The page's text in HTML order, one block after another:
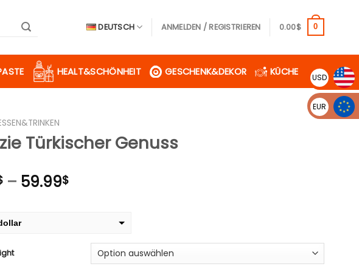
DEUTSCH ANMELDEN / REGISTRIEREN 0.00$ 0
HEALT&SCHÖNHEIT GESCHENK&DEKOR KÜCHE
Türkischer Genuss
– 59.99$Preisspanne:
USD
EUR